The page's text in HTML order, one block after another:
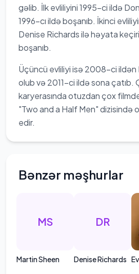
gəlib. İlk evliliyini 1995-ci ildə
1996-cı ildə boşanıb. İkinci
Denise Richards ilə həyata
boşanıb.
Üçüncü evliliyi isə 2008-ci ildən
olub və 2011-ci ildə sona çatıb.
karyerasında otuzdan çox
"Two and a Half Men" dizisində
edir.
Bənzər məşhurlar
MS
Martin Sheen
DR
Denise Richards